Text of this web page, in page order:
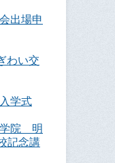
出場申
わい交
学式
学院 明
記念講